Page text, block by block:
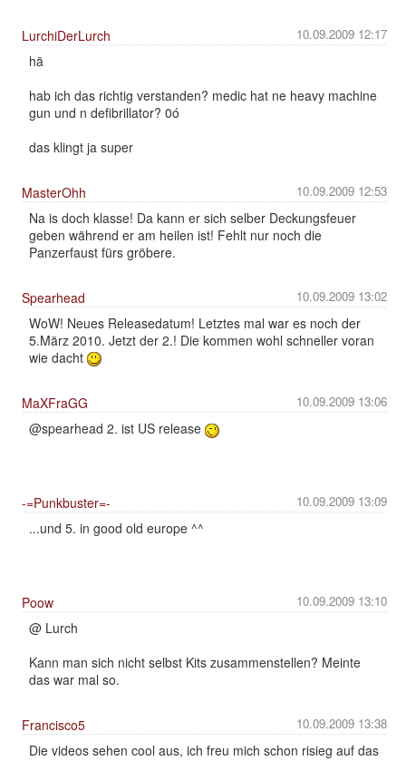
10.09.2009 12:17
LurchiDerLurch
hä
hab ich das richtig verstanden? medic hat ne heavy machine
gun und n defibrillator? 0ó
das klingt ja super
10.09.2009 12:53
MasterOhh
Na is doch klasse! Da kann er sich selber Deckungsfeuer
geben während er am heilen ist! Fehlt nur noch die
Panzerfaust fürs gröbere.
10.09.2009 13:02
Spearhead
WoW! Neues Releasedatum! Letztes mal war es noch der
5.März 2010. Jetzt der 2.! Die kommen wohl schneller voran
wie dacht
10.09.2009 13:06
MaXFraGG
@spearhead 2. ist US release
10.09.2009 13:09
-=Punkbuster=-
...und 5. in good old europe ^^
10.09.2009 13:10
Poow
@ Lurch
Kann man sich nicht selbst Kits zusammenstellen? Meinte
das war mal so.
10.09.2009 13:38
Francisco5
Die videos sehen cool aus, ich freu mich schon risieg auf das